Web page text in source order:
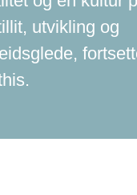
utvikling og